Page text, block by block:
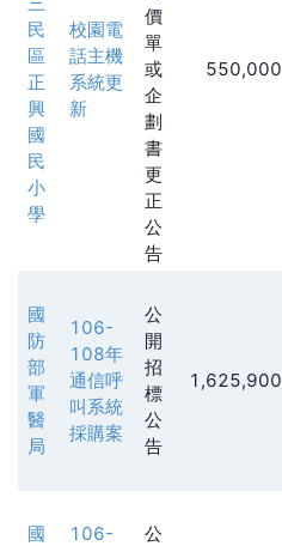
民
區
正
興
國
民
小
學
校園電
話主機
系統更
新
價
單
或
企
劃
書
更
正
公
告
550,000
國
防
部
軍
醫
局
106-
108年
通信呼
叫系統
採購案
公
開
招
標
公
告
1,625,900
國
106-
公